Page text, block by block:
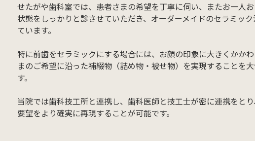
せたがや歯科室では、患者さまの希望を丁寧に伺い、またお一人
状態をしっかりと診させていただき、オーダーメイドのセラミッ
ています。
特に前歯をセラミックにする場合には、お顔の印象に大きくかか
まのご希望に沿った補綴物（詰め物・被せ物）を実現することを
す。
当院では歯科技工所と連携し、歯科医師と技工士が密に連携をと
要望をより確実に再現することが可能です。